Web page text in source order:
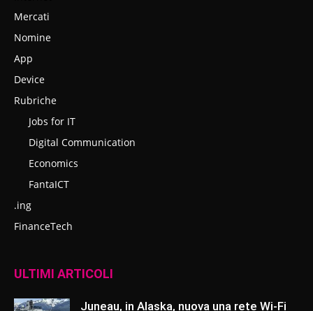
Mercati
Nomine
App
Device
Rubriche
Jobs for IT
Digital Communication
Economics
FantaICT
.ing
FinanceTech
ULTIMI ARTICOLI
Juneau, in Alaska, nuova una rete Wi-Fi